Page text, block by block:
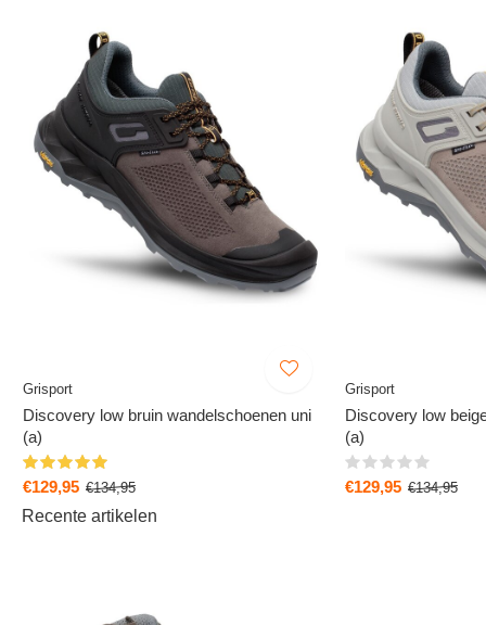
Grisport
Discovery low bruin wandelschoenen uni
(a)
€129,95 €134,95
Grisport
Discovery low
(a)
€129,95 €134,95
Recente artikelen